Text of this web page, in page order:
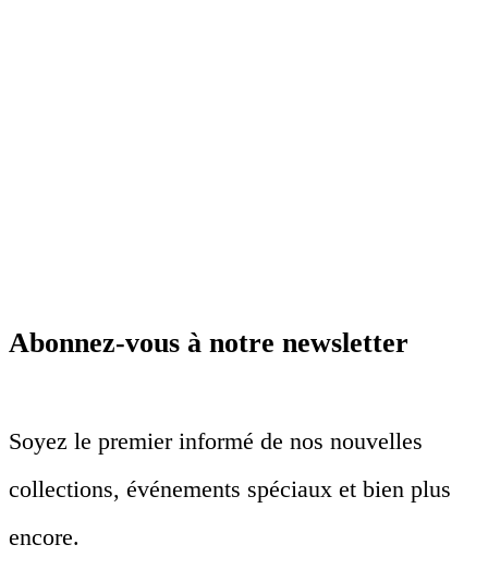
Abonnez-vous à notre newsletter
Soyez le premier informé de nos nouvelles
collections, événements spéciaux et bien plus
encore.